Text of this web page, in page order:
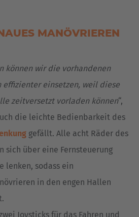
MANÖVRIEREN
können wir die vorhandenen
effizienter einsetzen, weil diese
zeitversetzt vorladen können“,
die leichte Bedienbarkeit des
gefällt. Alle acht Räder des
sich über eine Fernsteuerung
lenken, sodass ein
in den engen Hallen
Joysticks für das Fahren und